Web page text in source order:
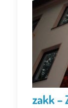
zakk –